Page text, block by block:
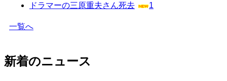
ドラマーの三原重夫さん死去
1
一覧へ
新着のニュース